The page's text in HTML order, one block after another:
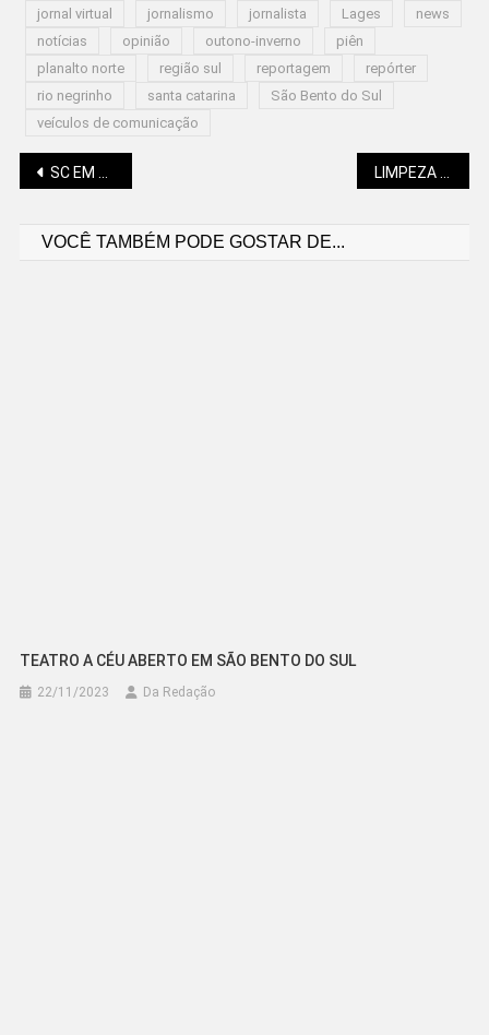
jornal virtual jornalismo jornalista Lages
news
notícias
opinião outono-inverno
piên
planalto norte
região sul reportagem
repórter
rio negrinho
santa catarina
São Bento do Sul
veículos de comunicação
Navegação
SC EM 5º NO RANKING DE GERAÇÃO DE ENERGIA SOLAR LIMPEZA PÚBLICA COM PRODUTO DIFERENCIADO
VOCÊ TAMBÉM PODE GOSTAR DE...
TEATRO A CÉU ABERTO EM SÃO BENTO DO SUL
22/11/2023 Da Redação